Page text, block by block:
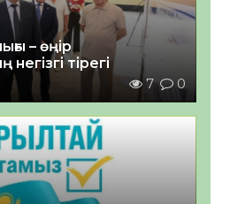
– өңір
тірегі
7 0